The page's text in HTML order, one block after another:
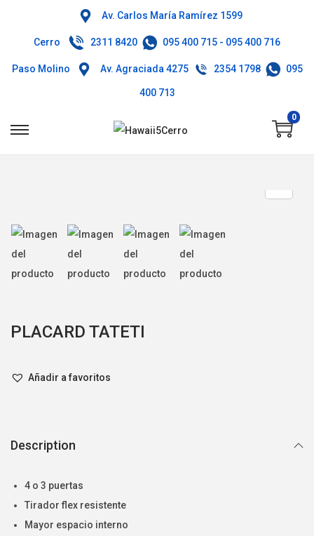
Av. Carlos María Ramírez 1599
Cerro 2311 8420 095 400 715 - 095 400 716
Paso Molino Av. Agraciada 4275 2354 1798 095
400 713
0
PLACARD TATETI
Añadir a favoritos
Description
4 o 3 puertas
Tirador flex resistente
Mayor espacio interno